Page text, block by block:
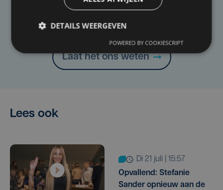
Heb je een taal- of schrijffout opgemerkt in dit
artikel?
Laat het ons weten
Lees ook
di 21 juli | 15:57
Opvallend: Stefanie
Sander opnieuw aan de
DETAILS WEERGEVEN
POWERED BY COOKIESCRIPT